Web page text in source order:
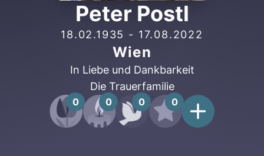
Peter Postl
18.02.1935 - 17.08.2022
Wien
In Liebe und Dankbarkeit
Die Trauerfamilie
0 0 0 0